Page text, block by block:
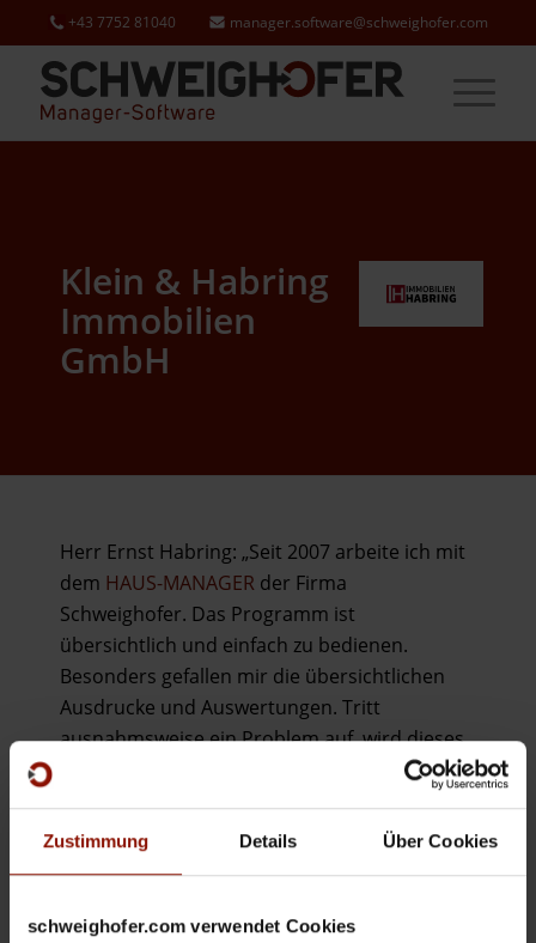
Zustimmung Details Über Cookies
schweighofer.com verwendet Cookies
+43 7752 81040 manager.software@schweighofer.com
Klein & Habring
Immobilien
GmbH
Herr Ernst Habring: „Seit 2007 arbeite ich mit
dem HAUS-MANAGER der Firma
Schweighofer. Das Programm ist
übersichtlich und einfach zu bedienen.
Besonders gefallen mir die übersichtlichen
Ausdrucke und Auswertungen. Tritt
ausnahmsweise ein Problem auf, wird dieses
vom Support rasch behoben. In Summe bin
A-4840 Vöcklabruck